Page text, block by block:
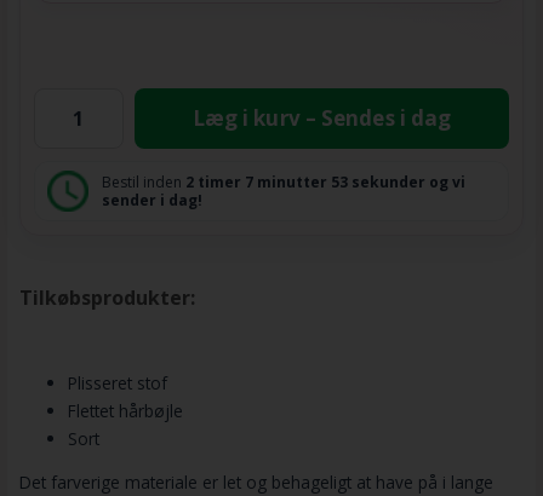
Læg i kurv – Sendes i dag
Bestil inden 2 timer 7 minutter 53 sekunder og vi
sender i dag!
Tilkøbsprodukter:
Plisseret stof
Flettet hårbøjle
Sort
Det farverige materiale er let og behageligt at have på i lange